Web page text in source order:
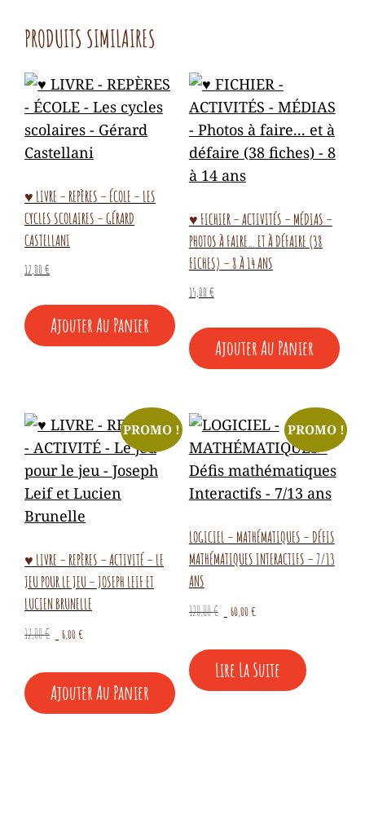
PRODUITS SIMILAIRES
♥ LIVRE – REPÈRES – ÉCOLE – LES
CYCLES SCOLAIRES – GÉRARD
CASTELLANI
12,00 €
Ajouter Au Panier
♥ FICHIER – ACTIVITÉS – MÉDIAS –
PHOTOS À FAIRE… ET À DÉFAIRE (38
FICHES) – 8 À 14 ANS
15,00 €
Ajouter Au Panier
PROMO !
♥ LIVRE – REPÈRES – ACTIVITÉ – LE
JEU POUR LE JEU – JOSEPH LEIF ET
LUCIEN BRUNELLE
12,00€
Le
initial
était :
12,00 €.
6,00€
actuel
est :
6,00 €.
Ajouter Au Panier
PROMO !
LOGICIEL – MATHÉMATIQUES – DÉFIS
MATHÉMATIQUES INTERACTIFS – 7/13
ANS
120,00€
Le
initial
était :
120,00 €.
60,00€
actuel
est :
60,00 €.
Lire La Suite